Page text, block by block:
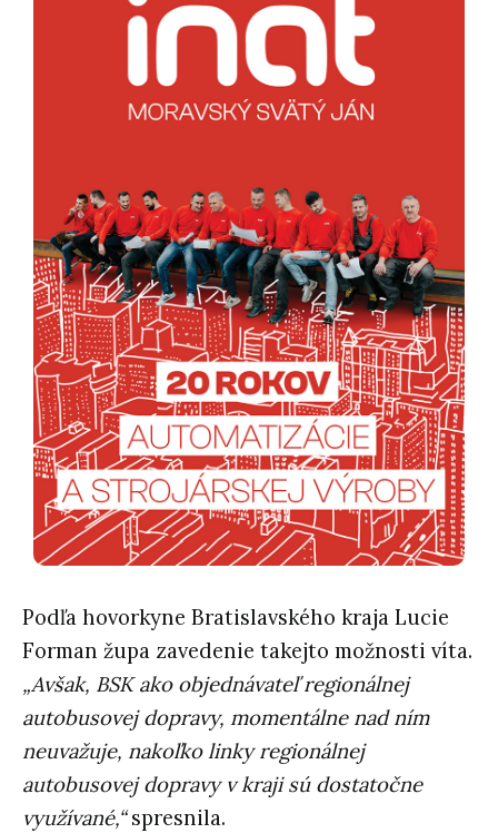
Podľa hovorkyne Bratislavského kraja Lucie
Forman župa zavedenie takejto možnosti víta.
„Avšak, BSK ako objednávateľ regionálnej
autobusovej dopravy, momentálne nad ním
neuvažuje, nakoľko linky regionálnej
autobusovej dopravy v kraji sú dostatočne
využívané,“spresnila.